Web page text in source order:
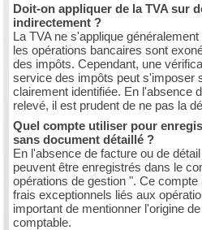
Doit-on appliquer de la TVA sur
indirectement ?
La TVA ne s'applique
les opérations bancaires sont
des impôts. Cependant, une
service des impôts peut s'imposer
clairement identifiée. En l'absence
relevé, il est prudent de ne pas la
Quel compte utiliser pour
sans document détaillé ?
En l'absence de facture ou de
peuvent être enregistrés dans le
opérations de gestion ". Ce
frais exceptionnels liés aux
important de mentionner l'origine
comptable.